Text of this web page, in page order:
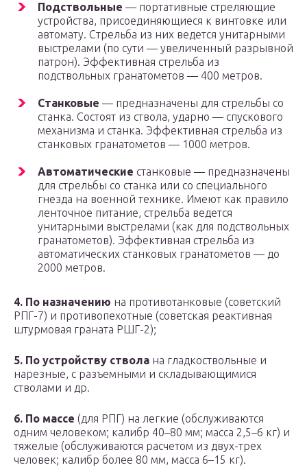
Подствольные — портативные стреляющие
устройства, присоединяющиеся к винтовке или
автомату. Стрельба из них ведется унитарными
выстрелами (по сути — увеличенный разрывной
патрон). Эффективная стрельба из
подствольных гранатометов — 400 метров.
Станковые — предназначены для стрельбы со
станка. Состоят из ствола, ударно — спускового
механизма и станка. Эффективная стрельба из
станковых гранатометов — 1000 метров.
Автоматические станковые — предназначены
для стрельбы со станка или со специального
гнезда на военной технике. Имеют как правило
ленточное питание, стрельба ведется
унитарными выстрелами (как для подствольных
гранатометов). Эффективная стрельба из
автоматических станковых гранатометов — до
2000 метров.
4. По назначению на противотанковые (советский
РПГ-7) и противопехотные (советская реактивная
штурмовая граната РШГ-2);
5. По устройству ствола на гладкоствольные и
нарезные, с разъемными и складывающимися
стволами и др.
6. По массе (для РПГ) на легкие (обслуживаются
одним человеком; калибр 40–80 мм; масса 2,5–6 кг) и
тяжелые (обслуживаются расчетом из двух-трех
человек; калибр более 80 мм, масса 6–15 кг).